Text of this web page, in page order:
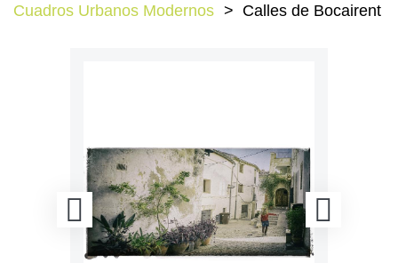
Cuadros Urbanos Modernos
Calles de Bocairent